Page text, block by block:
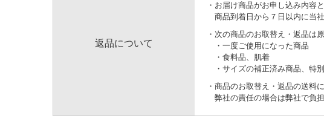
返品について
お届け商品がお申し込み内容
商品到着日から７日以内に当
次の商品のお取替え・返品は
一度ご使用になった商品
食料品、肌着
サイズの補正済み商品、特
商品のお取替え・返品の送料
弊社の責任の場合は弊社で負